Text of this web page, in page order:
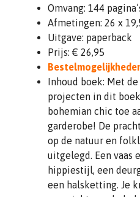
Omvang: 144
Afmetingen: 26 x
Uitgave: paperback
Prijs: € 26,95
Inhoud boek: Met
projecten in dit
bohemian chic toe
garderobe! De
op de natuur en
uitgelegd. Een vaas
hippiestijl, een
een halsketting. Je